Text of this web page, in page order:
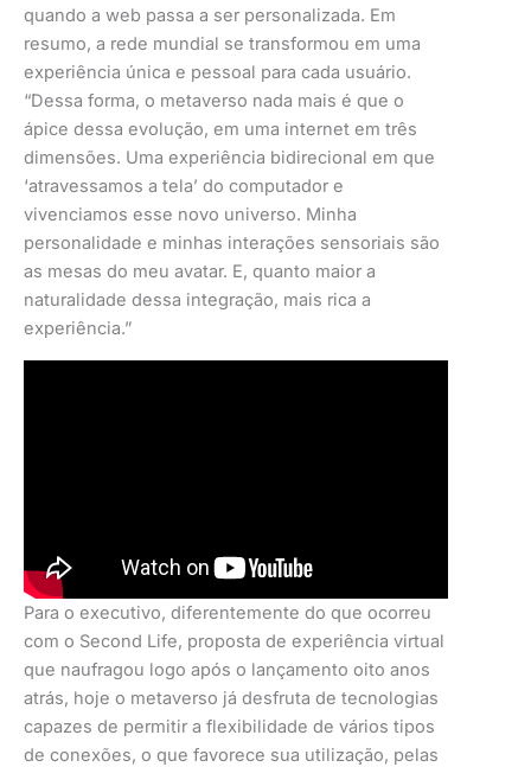
quando a web passa a ser personalizada. Em
resumo, a rede mundial se transformou em uma
experiência única e pessoal para cada usuário.
“Dessa forma, o metaverso nada mais é que o
ápice dessa evolução, em uma internet em três
dimensões. Uma experiência bidirecional em que
‘atravessamos a tela’ do computador e
vivenciamos esse novo universo. Minha
personalidade e minhas interações sensoriais são
as mesas do meu avatar. E, quanto maior a
naturalidade dessa integração, mais rica a
experiência.”
Para o executivo, diferentemente do que ocorreu
com o Second Life, proposta de experiência virtual
que naufragou logo após o lançamento oito anos
atrás, hoje o metaverso já desfruta de tecnologias
capazes de permitir a flexibilidade de vários tipos
de conexões, o que favorece sua utilização, pelas